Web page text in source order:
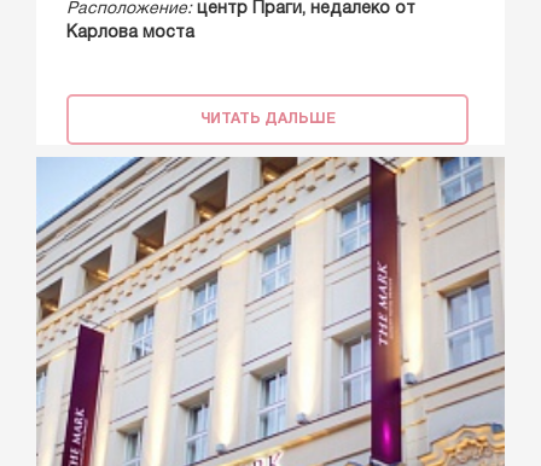
Расположение: центр Праги, недалеко от
Карлова моста
ЧИТАТЬ ДАЛЬШЕ